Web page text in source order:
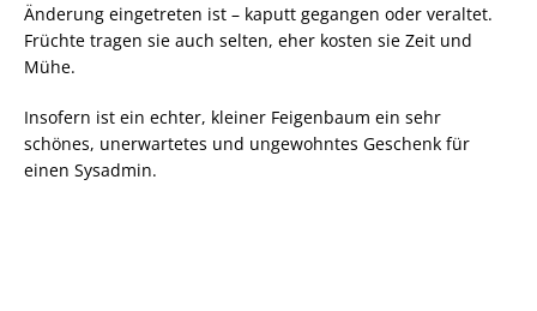
Änderung eingetreten ist – kaputt gegangen oder veraltet.
Früchte tragen sie auch selten, eher kosten sie Zeit und
Mühe.
Insofern ist ein echter, kleiner Feigenbaum ein sehr
schönes, unerwartetes und ungewohntes Geschenk für
einen Sysadmin.